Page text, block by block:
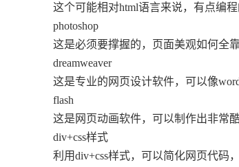
这个可能相对html语言来说，有点编
photoshop
这是必须要撑握的，页面美观如何全
dreamweaver
这是专业的网页设计软件，可以像
flash
这是网页动画软件，可以制作出非常
div+css样式
利用div+css样式，可以简化网页代码